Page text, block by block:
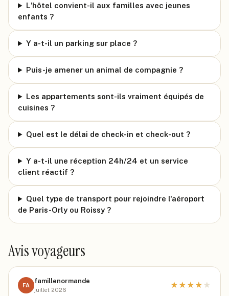
L'hôtel convient-il aux familles avec jeunes
enfants ?
Y a-t-il un parking sur place ?
Puis-je amener un animal de compagnie ?
Les appartements sont-ils vraiment équipés de
cuisines ?
Quel est le délai de check-in et check-out ?
Y a-t-il une réception 24h/24 et un service
client réactif ?
Quel type de transport pour rejoindre l'aéroport
de Paris-Orly ou Roissy ?
Avis voyageurs
FA
famillenormande
juillet 2026
★★★★ ★